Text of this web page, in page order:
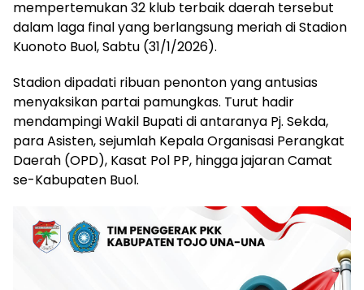
mempertemukan 32 klub terbaik daerah tersebut
dalam laga final yang berlangsung meriah di Stadion
Kuonoto Buol, Sabtu (31/1/2026).
Stadion dipadati ribuan penonton yang antusias
menyaksikan partai pamungkas. Turut hadir
mendampingi Wakil Bupati di antaranya Pj. Sekda,
para Asisten, sejumlah Kepala Organisasi Perangkat
Daerah (OPD), Kasat Pol PP, hingga jajaran Camat
se-Kabupaten Buol.